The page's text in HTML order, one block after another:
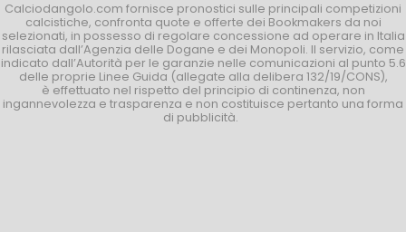
Calciodangolo.com fornisce pronostici sulle principali competizioni
calcistiche, confronta quote e offerte dei Bookmakers da noi
selezionati, in possesso di regolare concessione ad operare in Italia
rilasciata dall’Agenzia delle Dogane e dei Monopoli. Il servizio, come
indicato dall’Autorità per le garanzie nelle comunicazioni al punto 5.6
delle proprie Linee Guida (allegate alla delibera 132/19/CONS),
è effettuato nel rispetto del principio di continenza, non
ingannevolezza e trasparenza e non costituisce pertanto una forma
di pubblicità.